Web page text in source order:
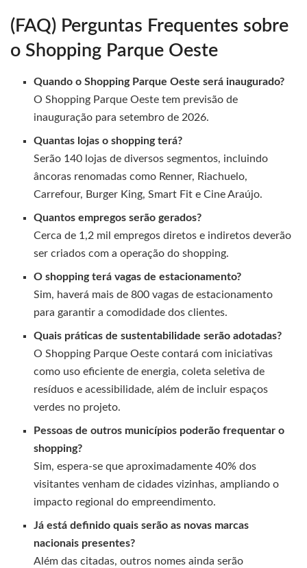
(FAQ) Perguntas Frequentes sobre
o Shopping Parque Oeste
Quando o Shopping Parque Oeste será inaugurado?
O Shopping Parque Oeste tem previsão de
inauguração para setembro de 2026.
Quantas lojas o shopping terá?
Serão 140 lojas de diversos segmentos, incluindo
âncoras renomadas como Renner, Riachuelo,
Carrefour, Burger King, Smart Fit e Cine Araújo.
Quantos empregos serão gerados?
Cerca de 1,2 mil empregos diretos e indiretos deverão
ser criados com a operação do shopping.
O shopping terá vagas de estacionamento?
Sim, haverá mais de 800 vagas de estacionamento
para garantir a comodidade dos clientes.
Quais práticas de sustentabilidade serão adotadas?
O Shopping Parque Oeste contará com iniciativas
como uso eficiente de energia, coleta seletiva de
resíduos e acessibilidade, além de incluir espaços
verdes no projeto.
Pessoas de outros municípios poderão frequentar o
shopping?
Sim, espera-se que aproximadamente 40% dos
visitantes venham de cidades vizinhas, ampliando o
impacto regional do empreendimento.
Já está definido quais serão as novas marcas
nacionais presentes?
Além das citadas, outros nomes ainda serão